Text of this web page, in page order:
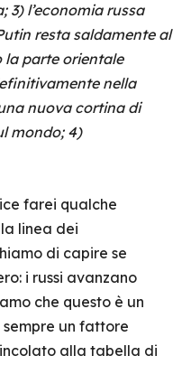
3) l’economia russa
resta saldamente al
la parte orientale
nella
nuova cortina di
mondo; 4)
farei qualche
linea dei
di capire se
i russi avanzano
che questo è un
un fattore
alla tabella di